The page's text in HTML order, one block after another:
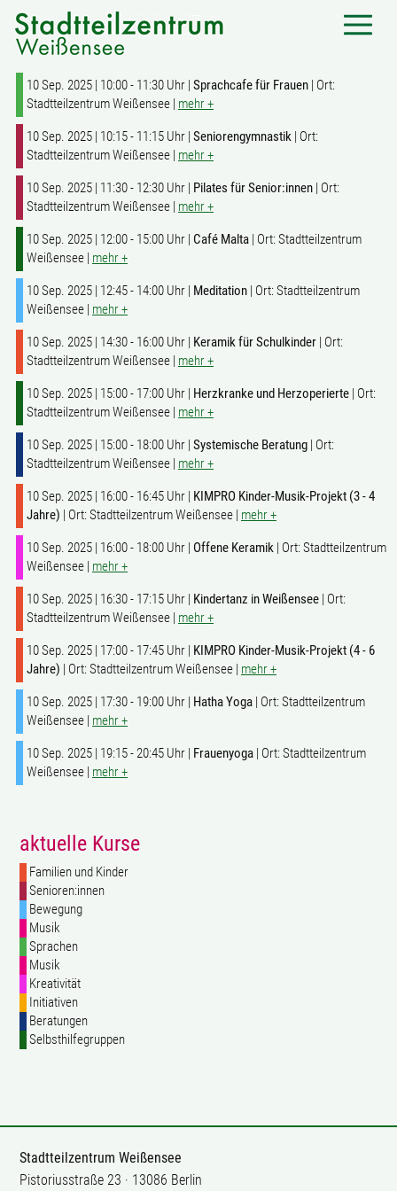
10 Sep. 2025 | 10:00 - 11:30 Uhr | Sprachcafe für Frauen | Ort:
Stadtteilzentrum Weißensee | mehr +
10 Sep. 2025 | 10:15 - 11:15 Uhr | Seniorengymnastik | Ort:
Stadtteilzentrum Weißensee | mehr +
10 Sep. 2025 | 11:30 - 12:30 Uhr | Pilates für Senior:innen | Ort:
Stadtteilzentrum Weißensee | mehr +
10 Sep. 2025 | 12:00 - 15:00 Uhr | Café Malta | Ort: Stadtteilzentrum
Weißensee | mehr +
10 Sep. 2025 | 12:45 - 14:00 Uhr | Meditation | Ort: Stadtteilzentrum
Weißensee | mehr +
10 Sep. 2025 | 14:30 - 16:00 Uhr | Keramik für Schulkinder | Ort:
Stadtteilzentrum Weißensee | mehr +
10 Sep. 2025 | 15:00 - 17:00 Uhr | Herzkranke und Herzoperierte | Ort:
Stadtteilzentrum Weißensee | mehr +
10 Sep. 2025 | 15:00 - 18:00 Uhr | Systemische Beratung | Ort:
Stadtteilzentrum Weißensee | mehr +
10 Sep. 2025 | 16:00 - 16:45 Uhr | KIMPRO Kinder-Musik-Projekt (3 - 4
Jahre) | Ort: Stadtteilzentrum Weißensee | mehr +
10 Sep. 2025 | 16:00 - 18:00 Uhr | Offene Keramik | Ort: Stadtteilzentrum
Weißensee | mehr +
10 Sep. 2025 | 16:30 - 17:15 Uhr | Kindertanz in Weißensee | Ort:
Stadtteilzentrum Weißensee | mehr +
10 Sep. 2025 | 17:00 - 17:45 Uhr | KIMPRO Kinder-Musik-Projekt (4 - 6
Jahre) | Ort: Stadtteilzentrum Weißensee | mehr +
10 Sep. 2025 | 17:30 - 19:00 Uhr | Hatha Yoga | Ort: Stadtteilzentrum
Weißensee | mehr +
10 Sep. 2025 | 19:15 - 20:45 Uhr | Frauenyoga | Ort: Stadtteilzentrum
Weißensee | mehr +
aktuelle Kurse
Familien und Kinder
Senioren:innen
Bewegung
Musik
Sprachen
Musik
Kreativität
Initiativen
Beratungen
Selbsthilfegruppen
Stadtteilzentrum Weißensee
Pistoriusstraße 23 · 13086 Berlin